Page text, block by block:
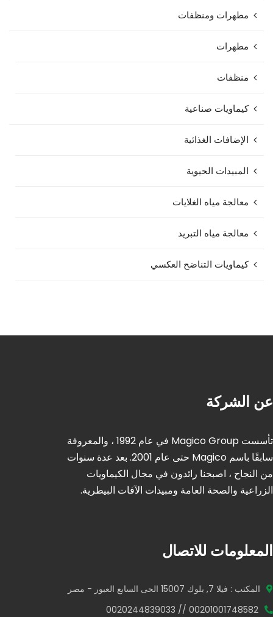
مطهرات ومنظفات
مطهرات
منظفات
كيماويات صناعية
الإضافات الغذائية
المبيدات الحيوية
معالجة مياه الغلايات
معالجة مياه التبريد
كيماويات التناضح العكسي
عن الشركة
تأسست Magico Group في عام 1992 ، والمعروفة
سابقًا باسم Magico حتى عام 2001. بعد عدة سنوات
من النجاح ، اصبحنا رائدون في مجال الكيماويات
الزراعية والصحة العامة ومبيدات الآفات البيطرية.
المعلومات للاتصال
المكتب : فيلا 7, بلوك 15007 الحى السابع العبور - مصر
00201001748582 // 0020244839033